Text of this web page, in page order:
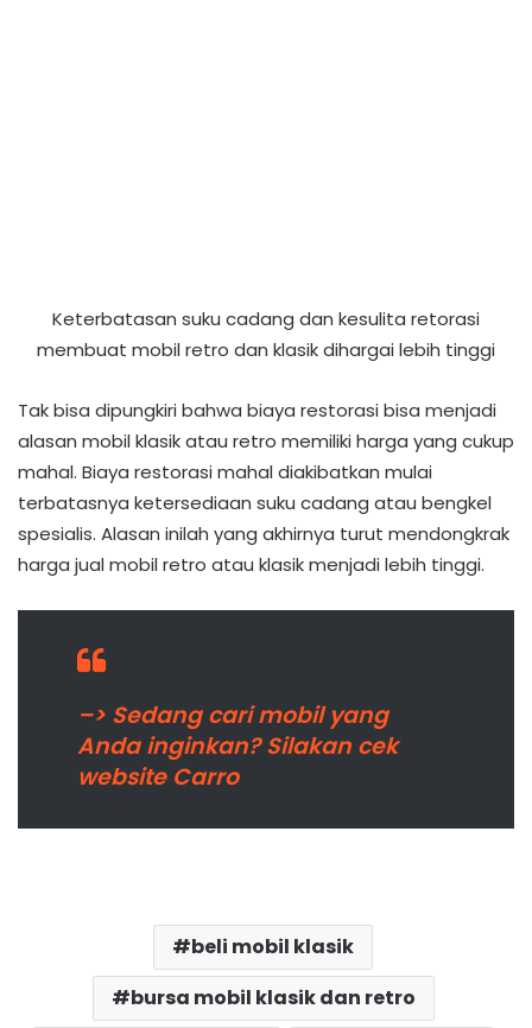
Keterbatasan suku cadang dan kesulita retorasi
membuat mobil retro dan klasik dihargai lebih tinggi
Tak bisa dipungkiri bahwa biaya restorasi bisa menjadi
alasan mobil klasik atau retro memiliki harga yang cukup
mahal. Biaya restorasi mahal diakibatkan mulai
terbatasnya ketersediaan suku cadang atau bengkel
spesialis. Alasan inilah yang akhirnya turut mendongkrak
harga jual mobil retro atau klasik menjadi lebih tinggi.
–> Sedang cari mobil yang
Anda inginkan? Silakan cek
website Carro
beli mobil klasik
bursa mobil klasik dan retro